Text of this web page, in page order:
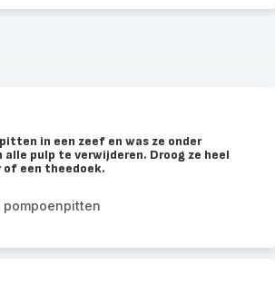
in een zeef en was ze onder
pulp te verwijderen. Droog ze heel
of een theedoek.
pompoenpitten